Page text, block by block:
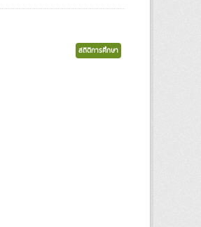
สถิติการศึกษา